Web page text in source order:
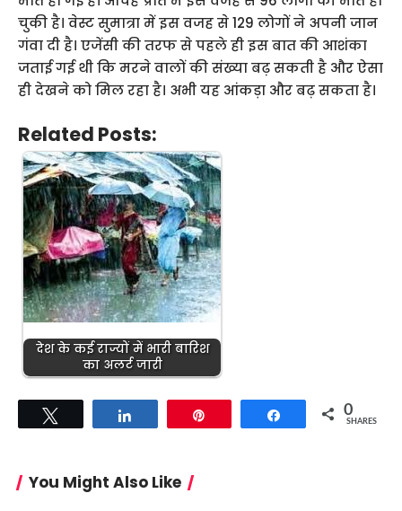
चुकी है। वेस्ट सुमात्रा में इस वजह से 129 लोगों ने अपनी जान
गंवा दी है। एजेंसी की तरफ से पहले ही इस बात की आशंका
जताई गई थी कि मरने वालों की संख्या बढ़ सकती है और ऐसा
ही देखने को मिल रहा है। अभी यह आंकड़ा और बढ़ सकता है।
Related Posts:
देश के कई राज्यों में भारी बारिश
का अलर्ट जारी
Share 0
SHARES
You Might Also Like